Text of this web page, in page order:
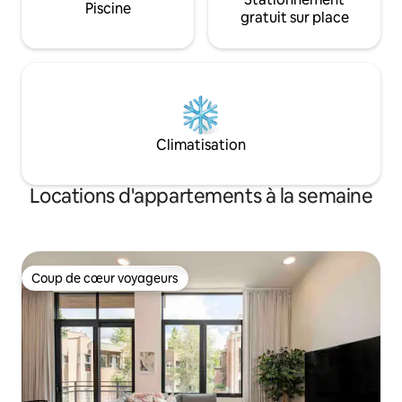
Piscine
gratuit sur place
Climatisation
Locations d'appartements à la semaine
Coup de cœur voyageurs
Coup de cœur voyageurs